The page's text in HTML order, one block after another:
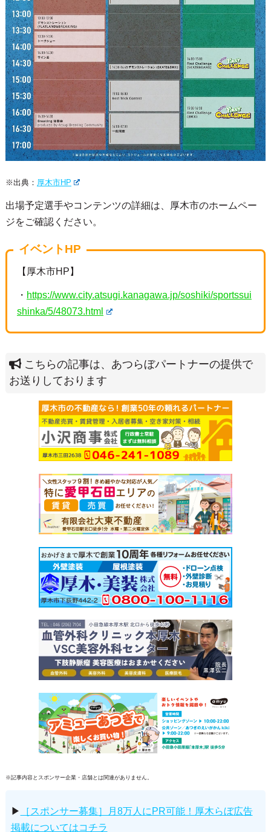
※出典： 厚木市HP
出場予定選手やコンテンツの詳細は、厚木市のホームペー
ジをご確認ください。
イベントHP
【厚木市HP】
・ https://www.city.atsugi.kanagawa.jp/soshiki/sportssui
shinka/5/48073.html
こちらの記事は、あつらぼパートナーの提供で
お送りしております
※記事内容とスポンサー企業・店舗とは関連がありません。
▶
［スポンサー募集］月8万人にPR可能！厚木らぼ広告
掲載についてはコチラ